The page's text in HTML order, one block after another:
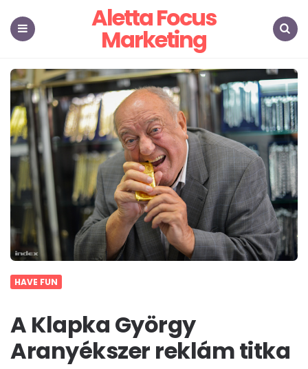
Aletta Focus
Marketing
HAVE FUN
A Klapka György
Aranyékszer reklám titka